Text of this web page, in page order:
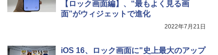
【ロック画面編】、“最もよく見る画
面”がウィジェットで進化
2022年7月21日
iOS 16、ロック画面に"史上最大のアップ